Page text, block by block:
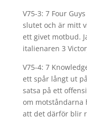
V75-3: 7 Four
slutet och är mitt
ett givet motbud.
italienaren 3
V75-4: 7
ett spår långt ut
satsa på ett
om motståndarna
att det därför blir